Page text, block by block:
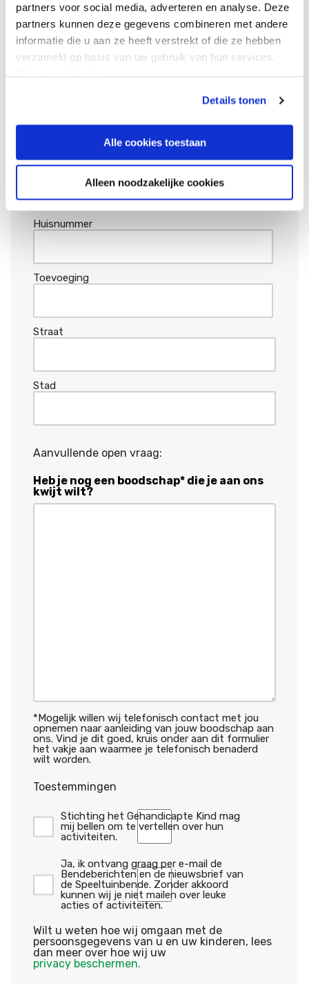
partners voor social media, adverteren en analyse. Deze
partners kunnen deze gegevens combineren met andere
informatie die u aan ze heeft verstrekt of die ze hebben
verzameld op basis van uw gebruik van hun services.
Details tonen
Alle cookies toestaan
Alleen noodzakelijke cookies
*
slash
MM
1
Adres | Om het welkomstcadeau te
kunnen ontvangen is het huisadres
noodzakelijk.
Postcode
Huisnummer
Toevoeging
Straat
Stad
Aanvullende open vraag:
Heb je nog een boodschap* die je aan ons
kwijt wilt?
*Mogelijk willen wij telefonisch contact met jou
opnemen naar aanleiding van jouw boodschap aan
ons. Vind je dit goed, kruis onder aan dit formulier
het vakje aan waarmee je telefonisch benaderd
wilt worden.
Toestemmingen
Ja,
Speeltuinbende
telefonisch
contact
met
mij
opnemen.
Stichting het Gehandicapte Kind mag
mij bellen om te vertellen over hun
activiteiten.
Nieuwsbrief
Ja, ik ontvang graag per e-mail de
Bendeberichten en de nieuwsbrief van
de Speeltuinbende. Zonder akkoord
kunnen wij je niet mailen over leuke
acties of activiteiten.
Wilt u weten hoe wij omgaan met de
persoonsgegevens van u en uw kinderen, lees
dan meer over hoe wij uw
privacy beschermen.